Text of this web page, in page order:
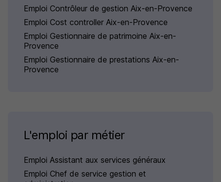
Emploi Contrôleur de gestion Aix-en-Provence
Emploi Cost controller Aix-en-Provence
Emploi Gestionnaire de patrimoine Aix-en-
Provence
Emploi Gestionnaire de prestations Aix-en-
Provence
L'emploi par métier
Emploi Assistant aux services généraux
Emploi Chef de service gestion et